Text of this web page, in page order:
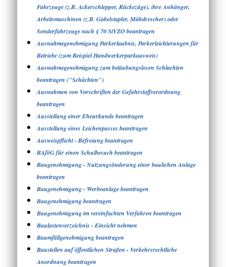
Fahrzeuge (z.B. Ackerschlepper, Rückezüge), ihre Anhänger,
Arbeitsmaschinen (z.B. Gabelstapler, Mähdrescher) oder
Sonderfahrzeuge nach § 70 StVZO beantragen
Ausnahmegenehmigung Parkerlaubnis, Parkerleichterungen für
Betriebe (zum Beispiel Handwerkerparkausweis)
Ausnahmegenehmigung zum betäubungslosen Schlachten
beantragen ("Schächten")
Ausnahmen von Vorschriften der Gefahrstoffverordnung
beantragen
Ausstellung einer Eheurkunde beantragen
Ausstellung eines Leichenpasses beantragen
Ausweispflicht - Befreiung beantragen
BAföG für einen Schulbesuch beantragen
Baugenehmigung - Nutzungsänderung einer baulichen Anlage
beantragen
Baugenehmigung - Werbeanlage beantragen
Baugenehmigung beantragen
Baugenehmigung im vereinfachten Verfahren beantragen
Baulastenverzeichnis - Einsicht nehmen
Baumfällgenehmigung beantragen
Baustellen auf öffentlichen Straßen - Verkehrsrechtliche
Anordnung beantragen